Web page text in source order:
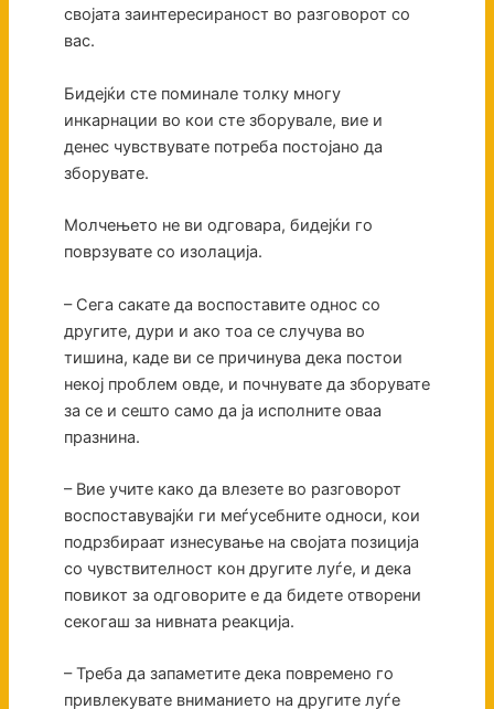
својата заинтересираност во разговорот со
вас.
Бидејќи сте поминале толку многу
инкарнации во кои сте зборувале, вие и
денес чувствувате потреба постојано да
зборувате.
Молчењето не ви одговара, бидејќи го
поврзувате со изолација.
– Сега сакате да воспоставите однос со
другите, дури и ако тоа се случува во
тишина, каде ви се причинува дека постои
некој проблем овде, и почнувате да зборувате
за се и сешто само да ја исполните оваа
празнина.
– Вие учите како да влезете во разговорот
воспоставувајќи ги меѓусебните односи, кои
подрзбираат изнесување на својата позиција
со чувствителност кон другите луѓе, и дека
повикот за одговорите е да бидете отворени
секогаш за нивната реакција.
– Треба да запаметите дека повремено го
привлекувате вниманието на другите луѓе